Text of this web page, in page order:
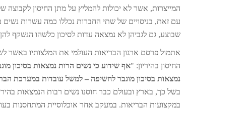
המייצרות, אשר לא יכולות להמליץ על מתן החיסון לקבוצה
עם זאת, בניסויים של שתי החברות נכללו כמה עשרות נשים
שבוצע, גם לגביהן לא נמצאה עדות לסיכון כלשהו הנשקף
אתמול פרסם ארגון הבריאות העולמי את המלצותיו באשר
החיסון בהיריון: "אף שידוע כי נשים הרות נמצאות בסיכון
נמצאות בסיכון מוגבר לחשיפה – למשל עובדות במערכת
בשל כך, בארץ ובעולם כבר חוסנו נשים רבות הנמצאות
במקצועות הבריאות. במעקב אחר אוכלוסיית המתחסנות